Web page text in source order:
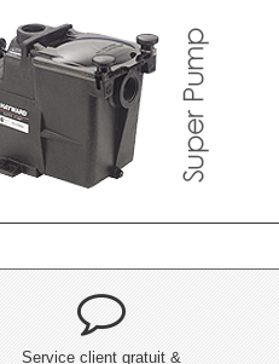
Service client gratuit &